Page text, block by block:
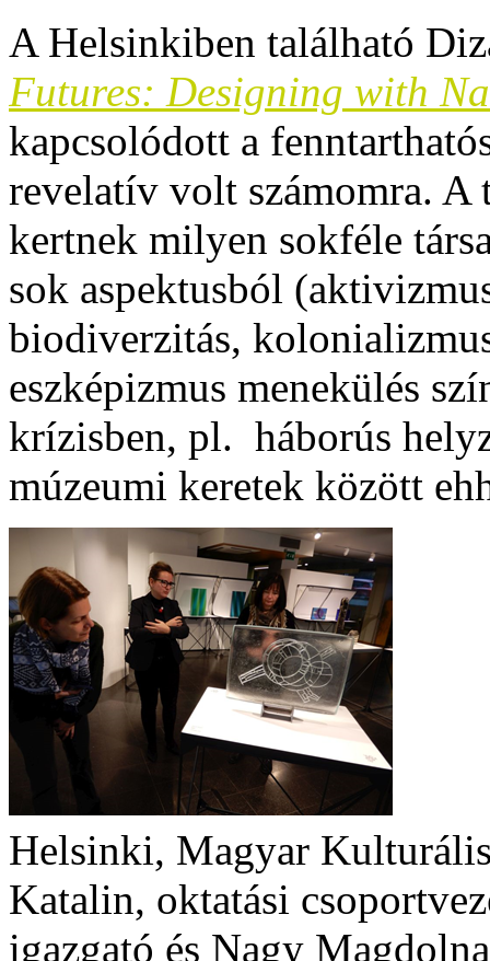
A Helsinkiben található
Futures: Designing with
kapcsolódott a
revelatív volt számomra. A
kertnek milyen sokféle
sok aspektusból
biodiverzitás,
eszképizmus menekülés
krízisben, pl. háborús
múzeumi keretek között
Helsinki, Magyar
Katalin, oktatási
igazgató és Nagy